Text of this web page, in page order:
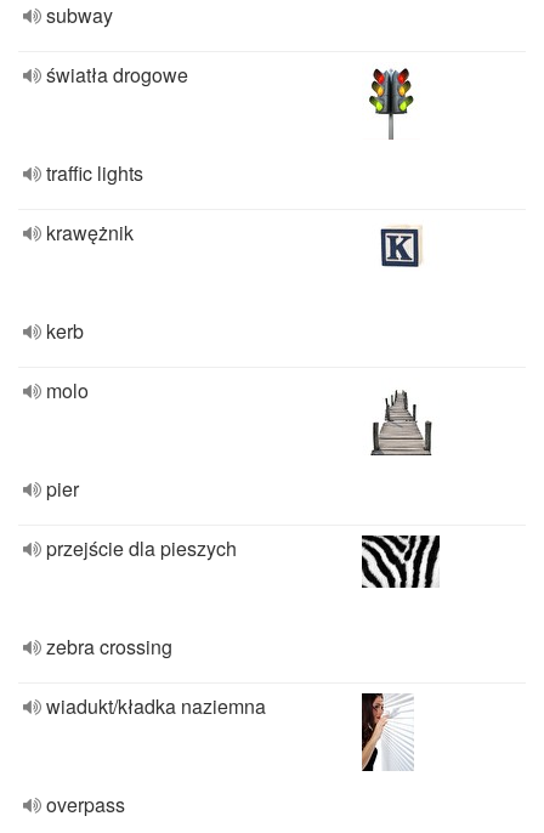
subway
światła drogowe
traffic lights
krawężnik
kerb
molo
pier
przejście dla pieszych
zebra crossing
wiadukt/kładka naziemna
overpass